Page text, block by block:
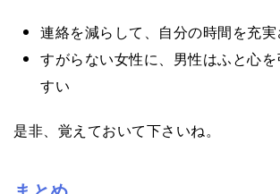
連絡を減らして、自分の時間を充実
すがらない女性に、男性はふと心
すい
是非、覚えておいて下さいね。